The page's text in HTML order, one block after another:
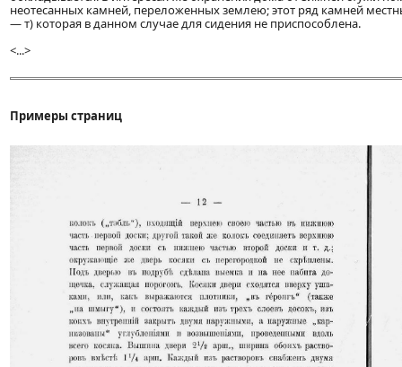
неотесанных камней, переложенных землею; этот ряд камней
— т) которая в данном случае для сидения не приспособлена.
<...>
Примеры страниц